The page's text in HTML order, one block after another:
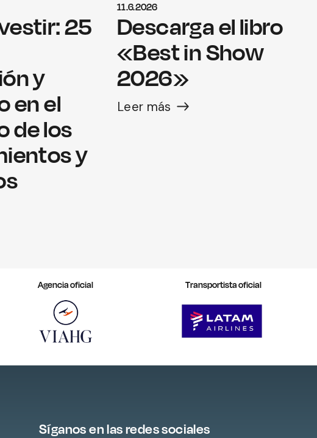
25
y
en el
de los
y
11.6.2026
Descarga el libro
«Best in Show
2026»
Leer más
Agencia oficial Transportista oficial
Síganos en las redes sociales